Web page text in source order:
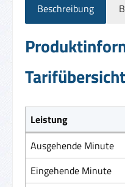
Beschreibung
Tarifübersicht
Leistung
Ausgehende Minute
Eingehende Minute